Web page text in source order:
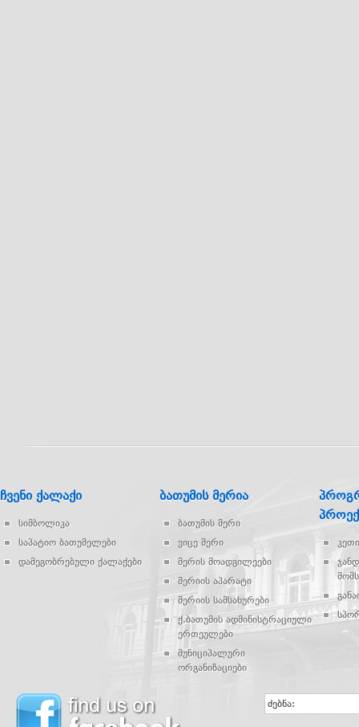
ჩვენი ქალაქი
სიმბოლიკა
საპატიო ბათუმელები
დამეგობრებული ქალაქები
ბათუმის მერია
ბათუმის მერი
ვიცე მერი
მერის მოადგილეები
მერიის აპარატი
მერიის სამსახურები
ქ.ბათუმის ადმინისტრაციული
ერთეულები
მუნიციპალური
ორგანიზაციები
ძებნა: